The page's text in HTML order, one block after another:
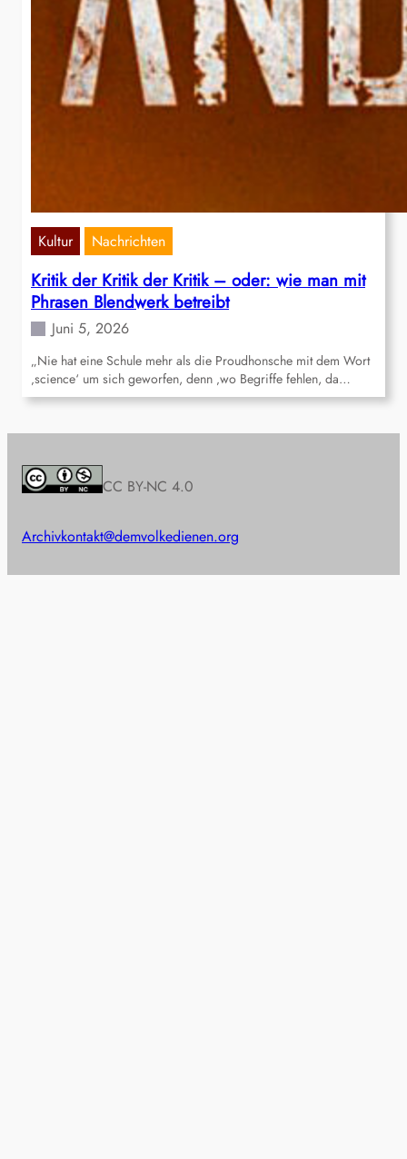
Kultur Nachrichten
Kritik der Kritik der Kritik – oder: wie man mit
Phrasen Blendwerk betreibt
Juni 5, 2026
„Nie hat eine Schule mehr als die Proudhonsche mit dem Wort
‚science‘ um sich geworfen, denn ‚wo Begriffe fehlen, da…
CC BY-NC 4.0
Archivkontakt@demvolkedienen.org